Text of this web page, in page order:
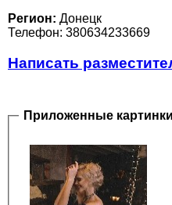
Регион: Донецк
Телефон: 380634233669
Написать
Приложенные картинки